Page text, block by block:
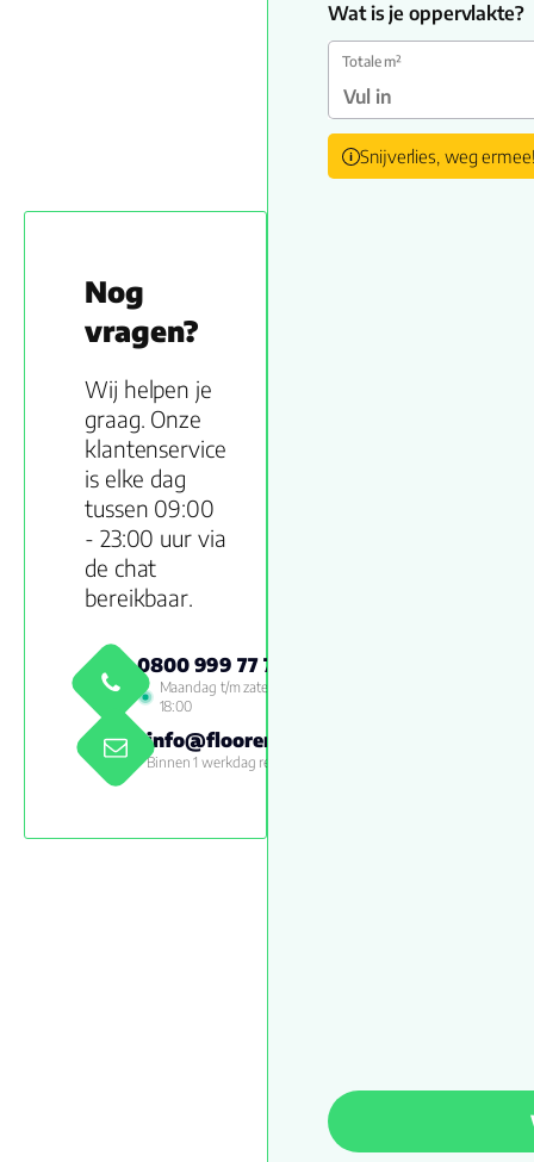
Nog
vragen?
Wij helpen je
graag. Onze
klantenservice
is elke dag
tussen 09:00
- 23:00 uur via
de chat
bereikbaar.
0800 999 77 79
Maandag t/m zaterdag 09:00 -
18:00
info@floorenmore.nl
Binnen 1 werkdag reactie
Wat is je oppervlakte?
Totale m²
Snijverlies, weg